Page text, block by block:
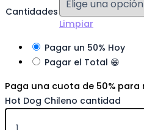
Cantidades
Limpiar
Pagar un 50% Hoy
Pagar el Total 😁
Paga una cuota de 50% para
Hot Dog Chileno cantidad